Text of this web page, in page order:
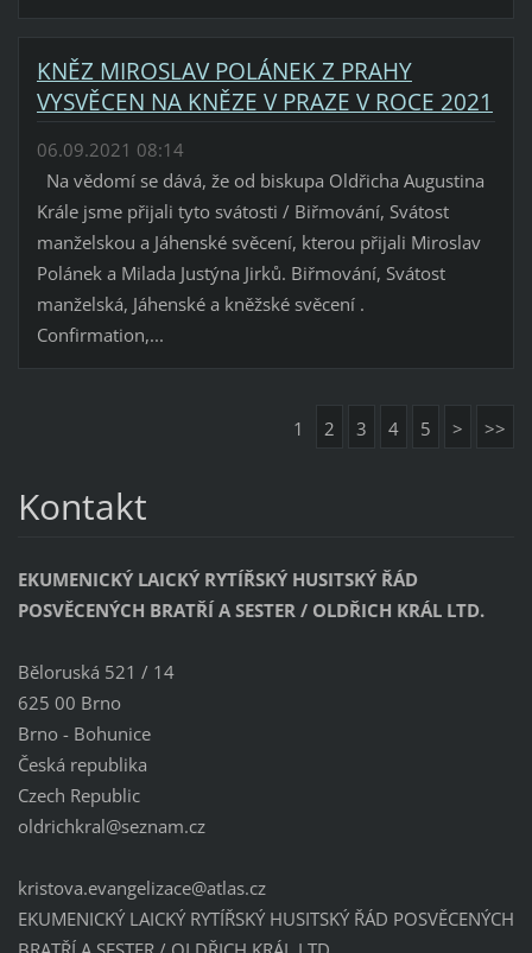
KNĚZ MIROSLAV POLÁNEK Z PRAHY
VYSVĚCEN NA KNĚZE V PRAZE V ROCE 2021
06.09.2021 08:14
Na vědomí se dává, že od biskupa Oldřicha Augustina
Krále jsme přijali tyto svátosti / Biřmování, Svátost
manželskou a Jáhenské svěcení, kterou přijali Miroslav
Polánek a Milada Justýna Jirků. Biřmování, Svátost
manželská, Jáhenské a kněžské svěcení .
Confirmation,...
1 2 3 4 5 > >>
Kontakt
EKUMENICKÝ LAICKÝ RYTÍŘSKÝ HUSITSKÝ ŘÁD
POSVĚCENÝCH BRATŘÍ A SESTER / OLDŘICH KRÁL LTD.
Běloruská 521 / 14
625 00 Brno
Brno - Bohunice
Česká republika
Czech Republic
oldrichkral@seznam.cz
kristova.evangelizace@atlas.cz
EKUMENICKÝ LAICKÝ RYTÍŘSKÝ HUSITSKÝ ŘÁD POSVĚCENÝCH